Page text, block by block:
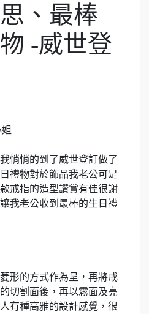
、最棒
-威世登
悄悄的到了威世登訂做了
禮物對於飾品我老公可是
戒指的造型讚賞有佳很謝
我老公收到最棒的生日禮
形的方式作為呈，再將戒
切割面後，再以霧面及亮
有種高雅的設計感覺，很